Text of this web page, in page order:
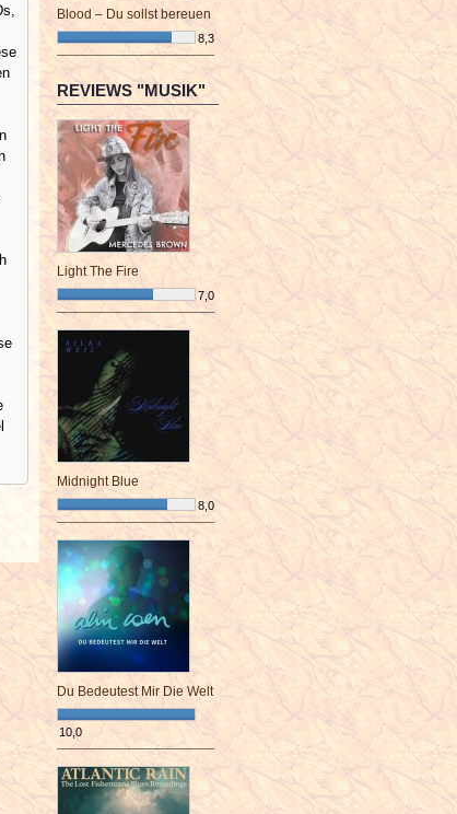
Blood – Du sollst bereuen
8,3
¯¯¯¯¯¯¯¯¯¯¯¯¯¯¯¯¯¯¯¯¯¯¯¯
REVIEWS "MUSIK"
Light The Fire
7,0
¯¯¯¯¯¯¯¯¯¯¯¯¯¯¯¯¯¯¯¯¯¯¯¯
Midnight Blue
8,0
¯¯¯¯¯¯¯¯¯¯¯¯¯¯¯¯¯¯¯¯¯¯¯¯
Du Bedeutest Mir Die Welt
10,0
¯¯¯¯¯¯¯¯¯¯¯¯¯¯¯¯¯¯¯¯¯¯¯¯